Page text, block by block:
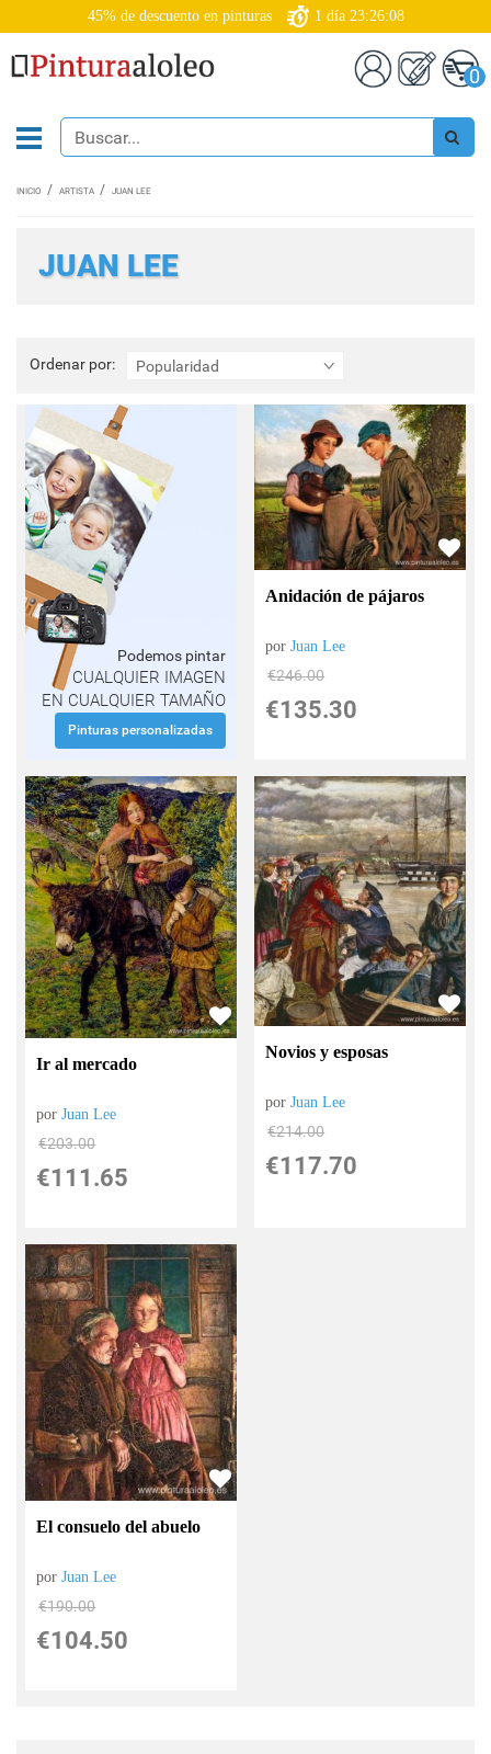
45% de descuento en pinturas 1 día 23:26:08
0
INICIO ARTISTA JUAN LEE
JUAN LEE
Ordenar por: Popularidad
Ordenar
por:
Podemos pintar
CUALQUIER IMAGEN
EN CUALQUIER TAMAÑO
Pinturas personalizadas
Anidación de pájaros
porJuan Lee
€246.00
€135.30
Ir al mercado
porJuan Lee
€203.00
€111.65
Novios y esposas
porJuan Lee
€214.00
€117.70
El consuelo del abuelo
porJuan Lee
€190.00
€104.50